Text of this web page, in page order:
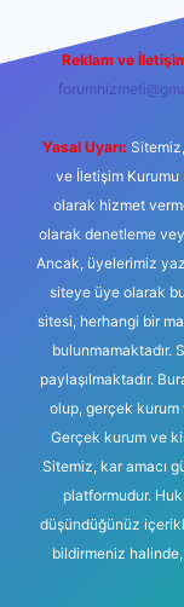
Reklam ve
Yasal Uyarı:
ve İletişim Kurumu
olarak hizmet
olarak denetleme
Ancak, üyelerimiz
siteye üye olarak
sitesi, herhangi bir
bulunmamaktadır.
paylaşılmaktadır.
olup, gerçek kurum
Gerçek kurum ve
Sitemiz, kar amacı
platformudur.
düşündüğünüz
bildirmeniz